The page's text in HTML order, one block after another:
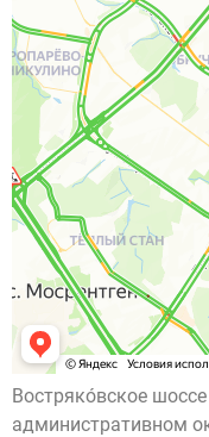
Востряко́вское
административном